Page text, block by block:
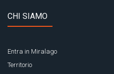
CHI SIAMO
Entra in Miralago
Territorio